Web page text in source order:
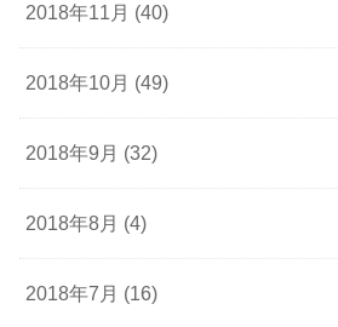
2018年11月 (40)
2018年10月 (49)
2018年9月 (32)
2018年8月 (4)
2018年7月 (16)